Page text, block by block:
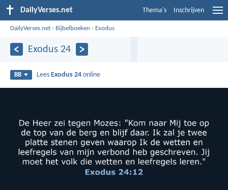
DailyVerses.net Thema's Inschrijven
DailyVerses.net › Bijbelboeken › Exodus
Exodus 24
BB Lees Exodus 24 online